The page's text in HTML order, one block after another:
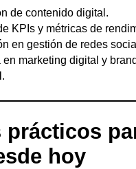
de contenido digital.
KPIs y métricas de
en gestión de redes
marketing digital y
prácticos
hoy